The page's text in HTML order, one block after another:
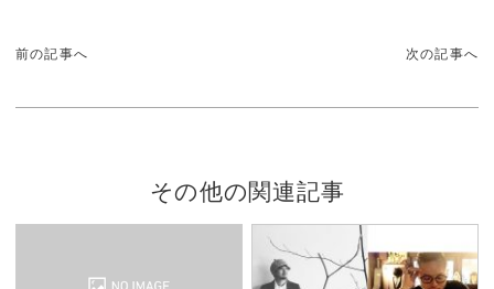
前の記事へ 次の記事へ
その他の関連記事